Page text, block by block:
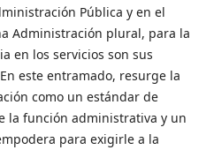
Pública y en el
Administración plural, para la
en los servicios son sus
este entramado, resurge la
como un estándar de
la función administrativa y un
para exigirle a la